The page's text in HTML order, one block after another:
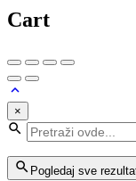
Cart
×
Pogledaj sve